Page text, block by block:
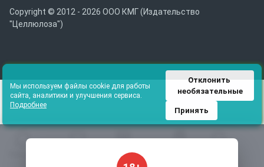
Каталог
Copyright © 2012 - 2026 ООО КМГ (Издательство
"Целлюлоза")
Мы используем файлы cookie для работы
сайта, аналитики и улучшения сервиса.
Подробнее
Отклонить
необязательные
Принять